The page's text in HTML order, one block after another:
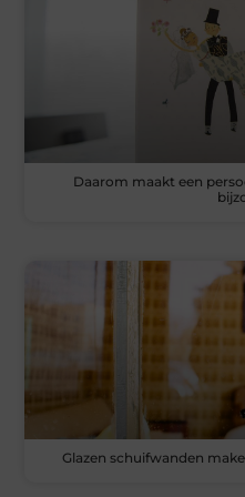
Daarom maakt een
Glazen schuifwanden